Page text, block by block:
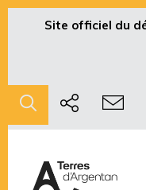
Site officiel du